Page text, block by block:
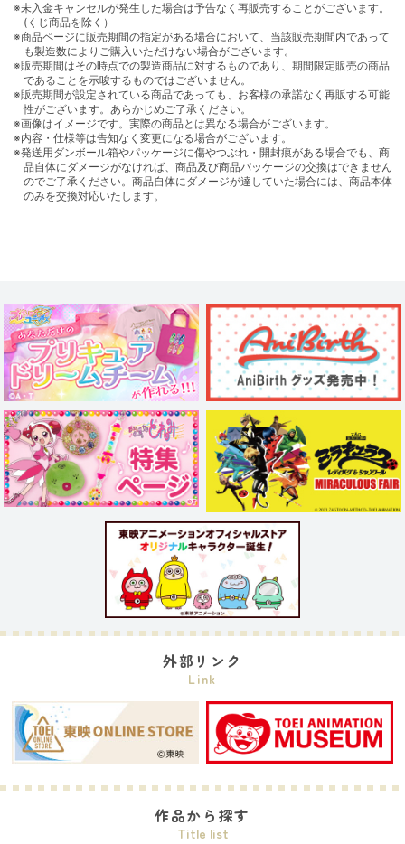
※未入金キャンセルが発生した場合は予告なく再販売することがございます。
(くじ商品を除く）
※商品ページに販売期間の指定がある場合において、当該販売期間内であって
も製造数によりご購入いただけない場合がございます。
※販売期間はその時点での製造商品に対するものであり、期間限定販売の商品
であることを示唆するものではございません。
※販売期間が設定されている商品であっても、お客様の承諾なく再販する可能
性がございます。あらかじめご了承ください。
※画像はイメージです。実際の商品とは異なる場合がございます。
※内容・仕様等は告知なく変更になる場合がございます。
※発送用ダンボール箱やパッケージに傷やつぶれ・開封痕がある場合でも、商
品自体にダメージがなければ、商品及び商品パッケージの交換はできません
のでご了承ください。商品自体にダメージが達していた場合には、商品本体
のみを交換対応いたします。
外部リンク
Link
作品から探す
Title list